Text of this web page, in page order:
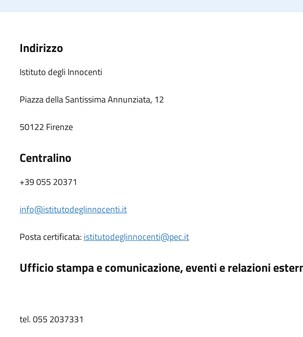
Indirizzo
Istituto degli Innocenti
Piazza della Santissima Annunziata, 12
50122 Firenze
Centralino
+39 055 20371
info@istitutodeglinnocenti.it
Posta certificata: istitutodeglinnocenti@pec.it
Ufficio stampa e comunicazione, eventi e relazioni
tel. 055 2037331